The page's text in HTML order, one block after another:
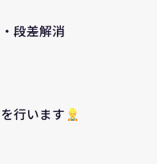
段差解消
行います